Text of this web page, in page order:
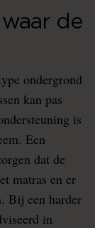
de
ondergrond
kan pas
is
Een
dat de
matras en er
Bij een harder
in